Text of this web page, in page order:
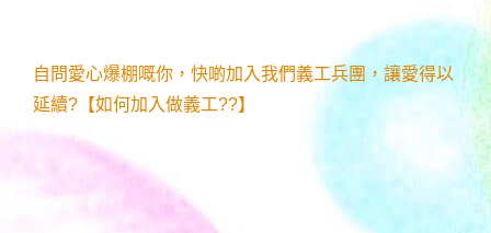
自問愛心爆棚嘅你，快啲加入我們義工兵團，讓愛得以
延續?【如何加入做義工??】